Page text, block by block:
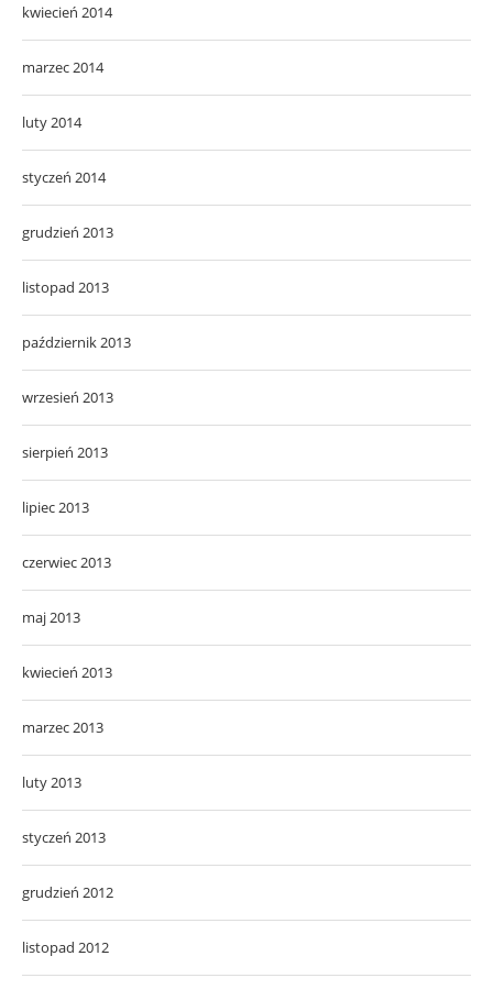
kwiecień 2014
marzec 2014
luty 2014
styczeń 2014
grudzień 2013
listopad 2013
październik 2013
wrzesień 2013
sierpień 2013
lipiec 2013
czerwiec 2013
maj 2013
kwiecień 2013
marzec 2013
luty 2013
styczeń 2013
grudzień 2012
listopad 2012